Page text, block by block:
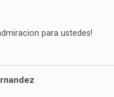
para ustedes!